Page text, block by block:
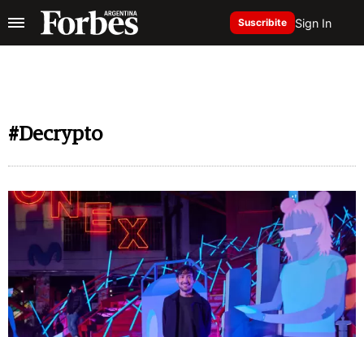
Suscribite Sign In
#Decrypto